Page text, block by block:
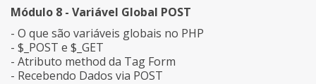
Módulo 8 - Variável Global POST
- O que são variáveis globais no PHP
- $_POST e $_GET
- Atributo method da Tag Form
- Recebendo Dados via POST